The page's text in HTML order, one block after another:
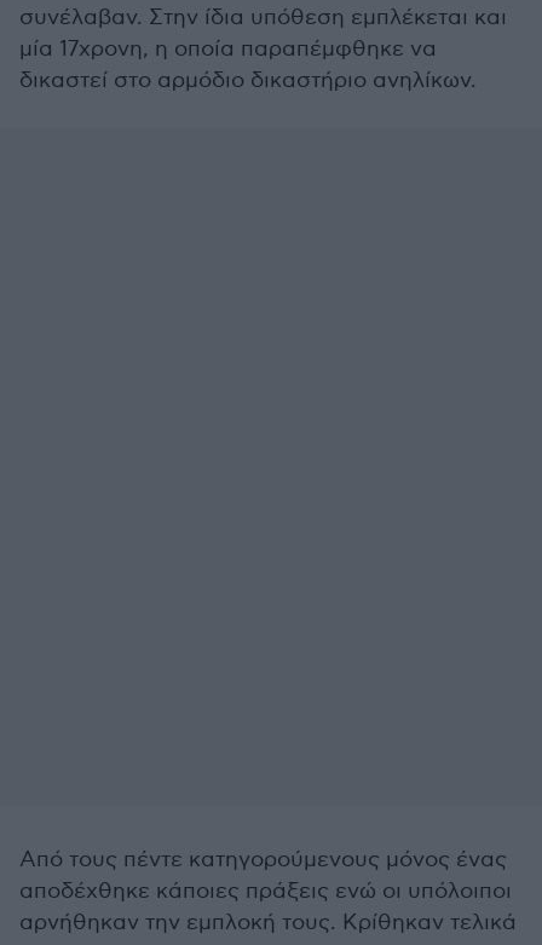
συνέλαβαν. Στην ίδια υπόθεση εμπλέκεται και
μία 17χρονη, η οποία παραπέμφθηκε να
δικαστεί στο αρμόδιο δικαστήριο ανηλίκων.
Από τους πέντε κατηγορούμενους μόνος ένας
αποδέχθηκε κάποιες πράξεις ενώ οι υπόλοιποι
αρνήθηκαν την εμπλοκή τους. Κρίθηκαν τελικά